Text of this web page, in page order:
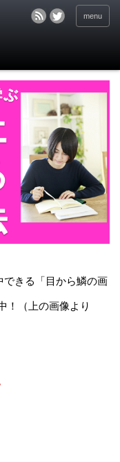
menu
できる「目から鱗の画
！（上の画像より